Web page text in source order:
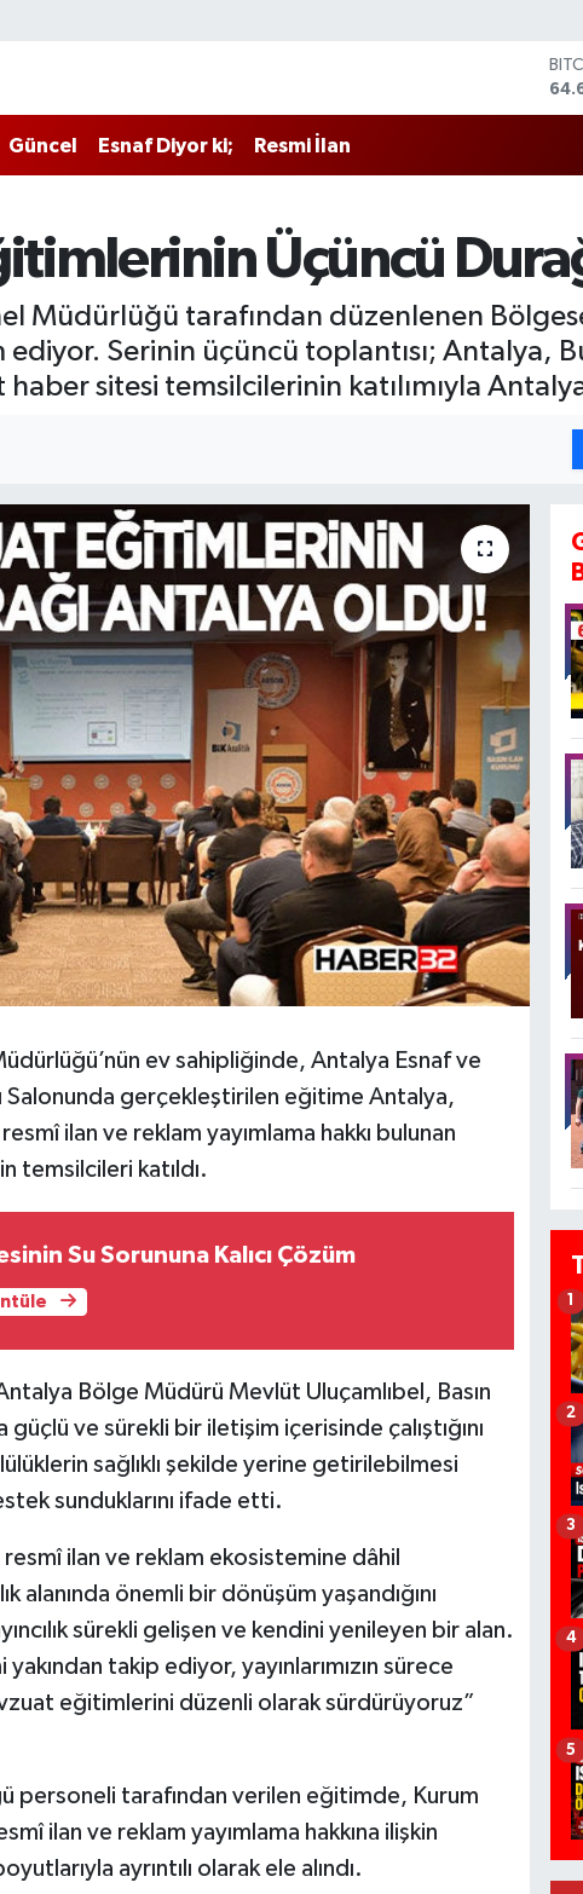
Güncel Esnaf Diyor ki; Resmi İlan
Üçüncü
Müdürlüğü tarafından düzenlenen
ediyor. Serinin üçüncü toplantısı; Antalya,
sitesi temsilcilerinin katılımıyla
ev sahipliğinde, Antalya Esnaf ve
Salonunda gerçekleştirilen eğitime Antalya,
ilan ve reklam yayımlama hakkı bulunan
temsilcileri katıldı.
Su Sorununa Kalıcı Çözüm
Antalya Bölge Müdürü Mevlüt Uluçamlıbel, Basın
güçlü ve sürekli bir iletişim içerisinde çalıştığını
sağlıklı şekilde yerine getirilebilmesi
sunduklarını ifade etti.
ilan ve reklam ekosistemine dâhil
alanında önemli bir dönüşüm yaşandığını
sürekli gelişen ve kendini yenileyen bir alan.
takip ediyor, yayınlarımızın sürece
eğitimlerini düzenli olarak sürdürüyoruz”
personeli tarafından verilen eğitimde, Kurum
ilan ve reklam yayımlama hakkına ilişkin
ayrıntılı olarak ele alındı.
1
2
3
4
5